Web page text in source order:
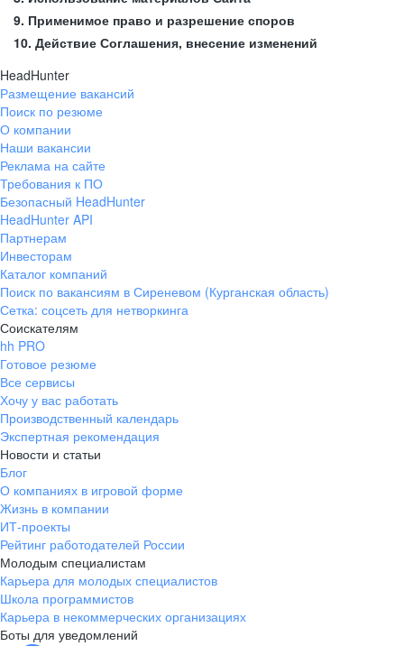
9. Применимое право и разрешение споров
10. Действие Соглашения, внесение изменений
HeadHunter
Размещение вакансий
Поиск по резюме
О компании
Наши вакансии
Реклама на сайте
Требования к ПО
Безопасный HeadHunter
HeadHunter API
Партнерам
Инвесторам
Каталог компаний
Поиск по вакансиям в Сиреневом (Курганская область)
Сетка: соцсеть для нетворкинга
Соискателям
hh PRO
Готовое резюме
Все сервисы
Хочу у вас работать
Производственный календарь
Экспертная рекомендация
Новости и статьи
Блог
О компаниях в игровой форме
Жизнь в компании
ИТ-проекты
Рейтинг работодателей России
Молодым специалистам
Карьера для молодых специалистов
Школа программистов
Карьера в некоммерческих организациях
Боты для уведомлений